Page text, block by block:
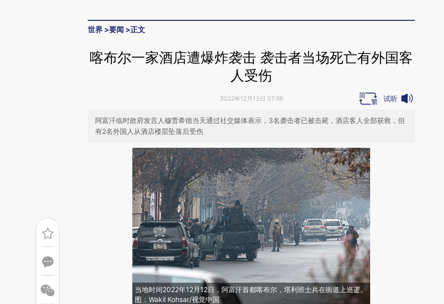
世界 >要闻 >正文
喀布尔一家酒店遭爆炸袭击 袭击者当场死亡有外国客
人受伤
2022年12月13日 07:56 试听
阿富汗临时政府发言人穆贾希德当天通过社交媒体表示，3名袭击者已被击毙，酒店客人全部获救，但
有2名外国人从酒店楼层坠落后受伤
当地时间2022年12月12日，阿富汗首都喀布尔，塔利班士兵在街道上巡逻。
图：Wakil Kohsar/视觉中国